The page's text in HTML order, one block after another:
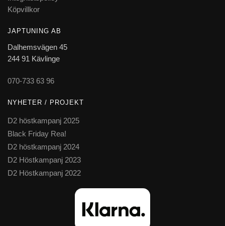
Köpvillkor
JAPTUNING AB
Dalhemsvägen 45
244 91 Kävlinge
070-733 63 96
NYHETER / PROJEKT
D2 höstkampanj 2025
Black Friday Rea!
D2 höstkampanj 2024
D2 Höstkampanj 2023
D2 Höstkampanj 2022